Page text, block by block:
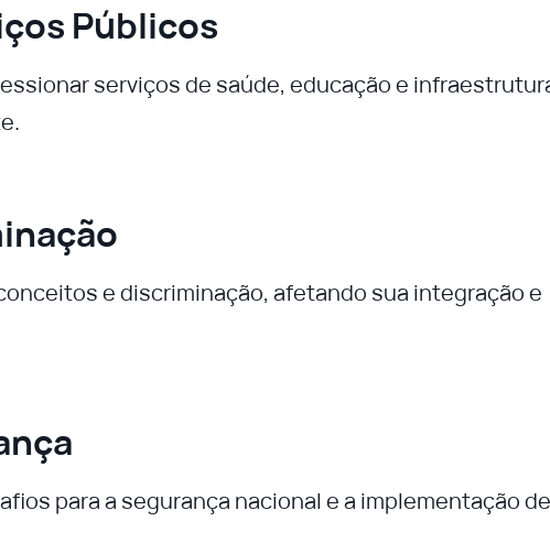
Públicos
serviços de saúde, educação e
e discriminação, afetando sua integração e
para a segurança nacional e a implementação de